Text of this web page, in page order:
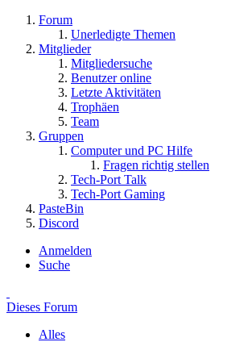
Forum
Unerledigte Themen
Mitglieder
Mitgliedersuche
Benutzer online
Letzte Aktivitäten
Trophäen
Team
Gruppen
Computer und PC Hilfe
Fragen richtig stellen
Tech-Port Talk
Tech-Port Gaming
PasteBin
Discord
Anmelden
Suche
Dieses Forum
Alles